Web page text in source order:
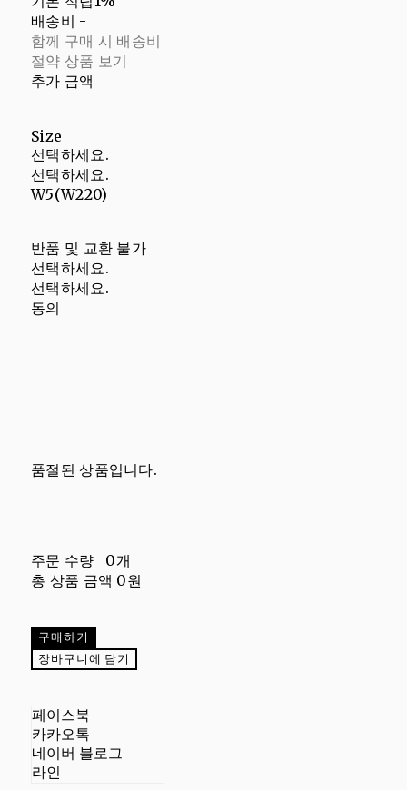
배송비 -
함께 구매 시 배송비
절약 상품 보기
추가 금액
Size
선택하세요.
선택하세요.
W5(W220)
반품 및 교환 불가
선택하세요.
선택하세요.
동의
품절된 상품입니다.
주문 수량
0개
총 상품 금액 0원
구매하기
장바구니에 담기
페이스북
카카오톡
네이버 블로그
라인